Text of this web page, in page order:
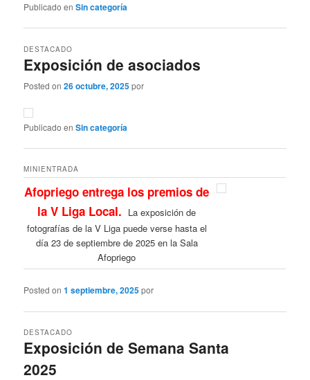
Publicado en Sin categoría
Exposición de asociados
DESTACADO
Posted on26 octubre, 2025por
Publicado en Sin categoría
MINIENTRADA
Afopriego entrega los premios de
la V Liga Local. La exposición de
fotografías de la V Liga puede verse hasta el
día 23 de septiembre de 2025 en la Sala
Afopriego
Posted on1 septiembre, 2025por
Exposición de Semana Santa
2025
DESTACADO